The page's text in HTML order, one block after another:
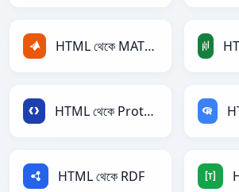
HTML থেকে MATLAB
HTML থেকে Protobuf
HTML থেকে RDF